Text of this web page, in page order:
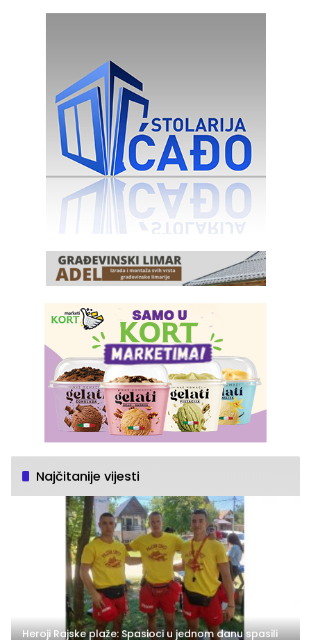
Najčitanije vijesti
Heroji Rajske plaže: Spasioci u jednom danu spasili